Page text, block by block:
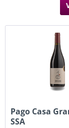
Pago Casa
SSA